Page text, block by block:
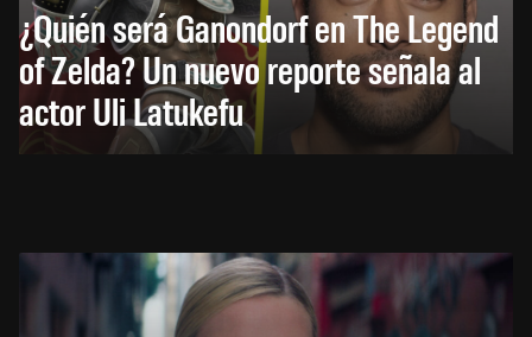
¿Quién será Ganondorf en The Legend
of Zelda? Un nuevo reporte señala al
actor Uli Latukefu